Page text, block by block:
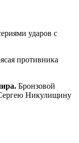
ударов с
противника
Бронзовой
Никулищину